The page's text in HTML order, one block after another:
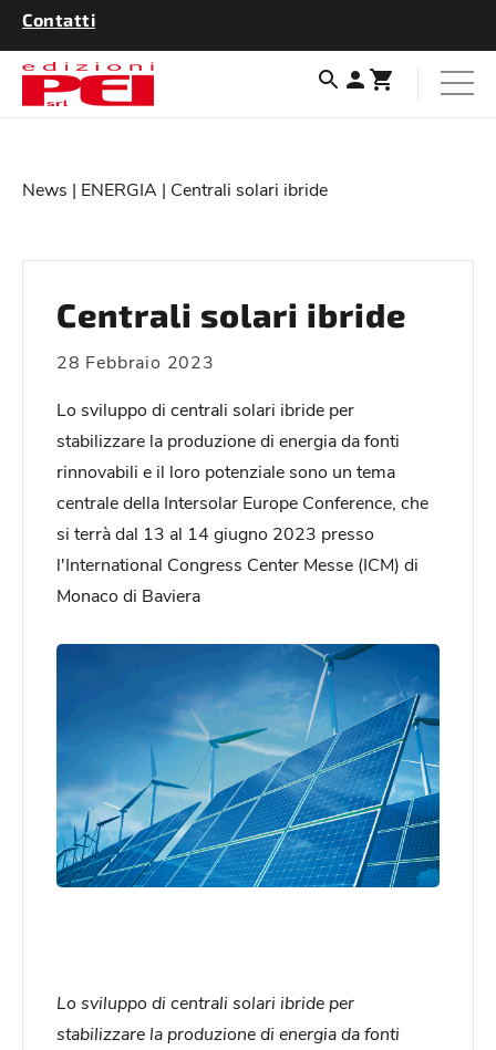
Contatti
News | ENERGIA | Centrali solari ibride
Centrali solari ibride
28 Febbraio 2023
Lo sviluppo di centrali solari ibride per
stabilizzare la produzione di energia da fonti
rinnovabili e il loro potenziale sono un tema
centrale della Intersolar Europe Conference, che
si terrà dal 13 al 14 giugno 2023 presso
l'International Congress Center Messe (ICM) di
Monaco di Baviera
Lo sviluppo di centrali solari ibride per
stabilizzare la produzione di energia da fonti